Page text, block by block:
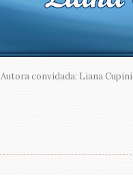
Autora convidada: Liana Cupini